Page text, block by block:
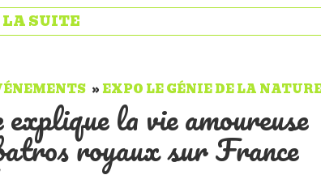
LA SUITE
EXPO LE GÉNIE DE LA
la vie amoureuse
royaux sur France